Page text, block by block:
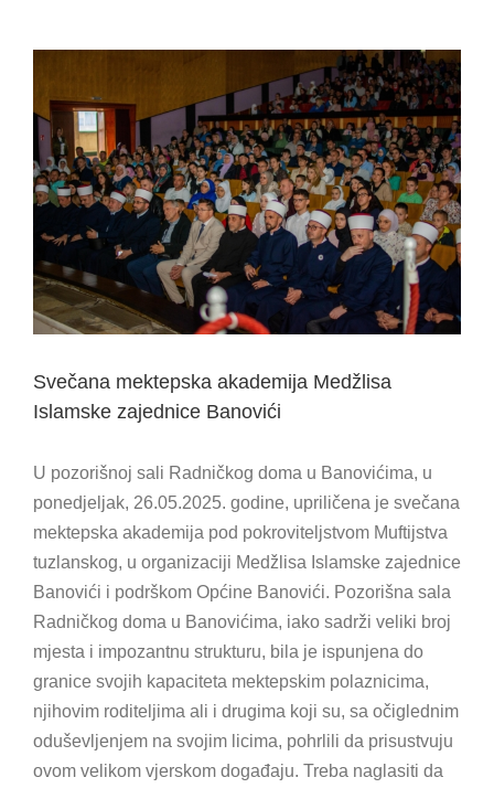
Image
Svečana mektepska akademija Medžlisa
Islamske zajednice Banovići
U pozorišnoj sali Radničkog doma u Banovićima, u
ponedjeljak, 26.05.2025. godine, upriličena je svečana
mektepska akademija pod pokroviteljstvom Muftijstva
tuzlanskog, u organizaciji Medžlisa Islamske zajednice
Banovići i podrškom Općine Banovići. Pozorišna sala
Radničkog doma u Banovićima, iako sadrži veliki broj
mjesta i impozantnu strukturu, bila je ispunjena do
granice svojih kapaciteta mektepskim polaznicima,
njihovim roditeljima ali i drugima koji su, sa očiglednim
oduševljenjem na svojim licima, pohrlili da prisustvuju
ovom velikom vjerskom događaju. Treba naglasiti da